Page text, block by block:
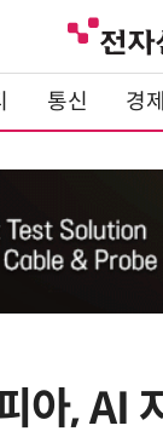
통신 경제
아, AI